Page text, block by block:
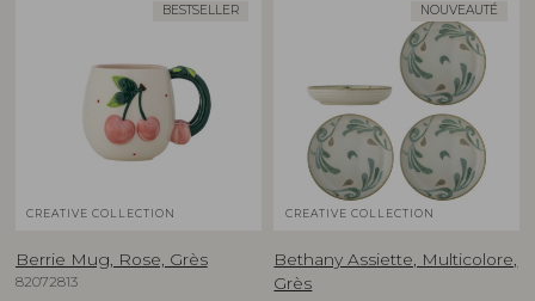
BESTSELLER
CREATIVE COLLECTION
Berrie Mug, Rose, Grès
82072813
NOUVEAUTÉ
CREATIVE COLLECTION
Bethany Assiette, Multicolore,
Grès